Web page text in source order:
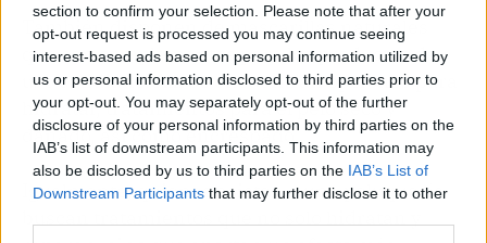
section to confirm your selection. Please note that after your
opt-out request is processed you may continue seeing
interest-based ads based on personal information utilized by
us or personal information disclosed to third parties prior to
your opt-out. You may separately opt-out of the further
disclosure of your personal information by third parties on the
IAB’s list of downstream participants. This information may
also be disclosed by us to third parties on the IAB’s List of
Downstream Participants that may further disclose it to other
También disponen de mascarillas naturales
que son complementos para los productos de
uso cotidiano. Allí se encuentran opciones para
hidratar, tratamientos para el pelo seco y
dañado, así como encrespado.
Igualmente, quienes asisten a una peluquería